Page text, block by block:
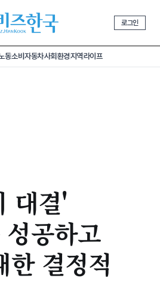
로그인
동소비 자동차사회환경지역라이프
대결'
공하고
한 결정적